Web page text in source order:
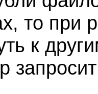
то при
к